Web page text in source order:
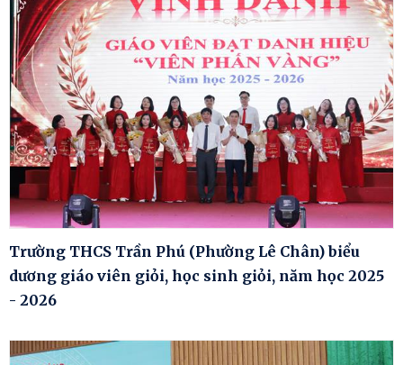
Trường THCS Trần Phú (Phường Lê Chân) biểu
dương giáo viên giỏi, học sinh giỏi, năm học 2025
- 2026